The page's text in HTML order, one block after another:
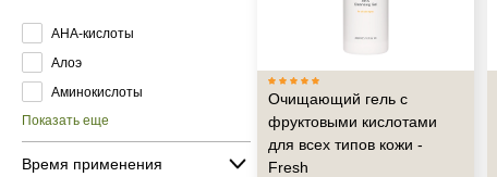
AHA-кислоты
Алоэ
Аминокислоты
Показать еще
Время применения
Очищающий гель с
фруктовыми кислотами
для всех типов кожи -
Fresh